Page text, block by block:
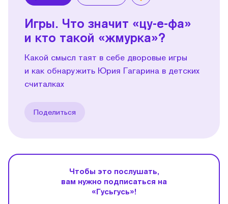
Игры. Что значит «цу-е-фа»
и кто такой «жмурка»?
Какой смысл таят в себе дворовые игры
и как обнаружить Юрия Гагарина в детских
считалках
Поделиться
Чтобы это послушать,
вам нужно подписаться на
«Гусьгусь»!